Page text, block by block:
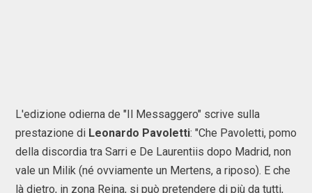
L'edizione odierna de "Il Messaggero" scrive sulla
prestazione di Leonardo Pavoletti: "Che Pavoletti, pomo
della discordia tra Sarri e De Laurentiis dopo Madrid, non
vale un Milik (né ovviamente un Mertens, a riposo). E che
là dietro, in zona Reina, si può pretendere di più da tutti,